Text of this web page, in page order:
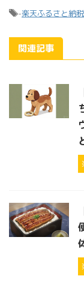
-楽天ふるさと納税
関連記事